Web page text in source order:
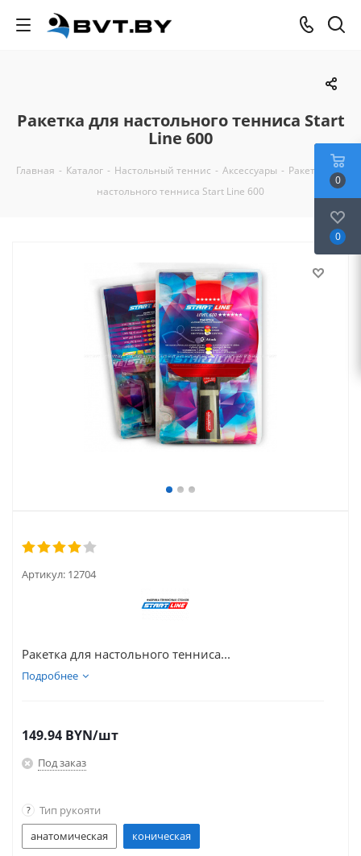
Ракетка для настольного тенниса Stаrt
Line 600
Главная - Каталог - Настольный теннис - Аксессуары - Ракетка для
настольного тенниса Stаrt Line 600
Артикул: 12704
Ракетка для настольного тенниса...
Подробнее
149.94 BYN/шт
Под заказ
?
Тип рукояти
анатомическая
коническая
0
0